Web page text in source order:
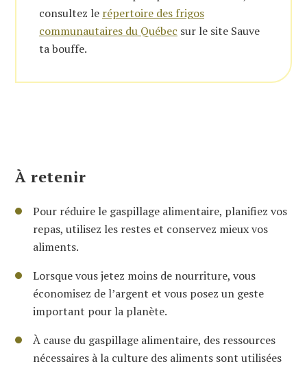
consultez le répertoire des frigos
communautaires du Québec sur le site Sauve
ta bouffe.
À retenir
Pour réduire le gaspillage alimentaire, planifiez vos
repas, utilisez les restes et conservez mieux vos
aliments.
Lorsque vous jetez moins de nourriture, vous
économisez de l’argent et vous posez un geste
important pour la planète.
À cause du gaspillage alimentaire, des ressources
nécessaires à la culture des aliments sont utilisées